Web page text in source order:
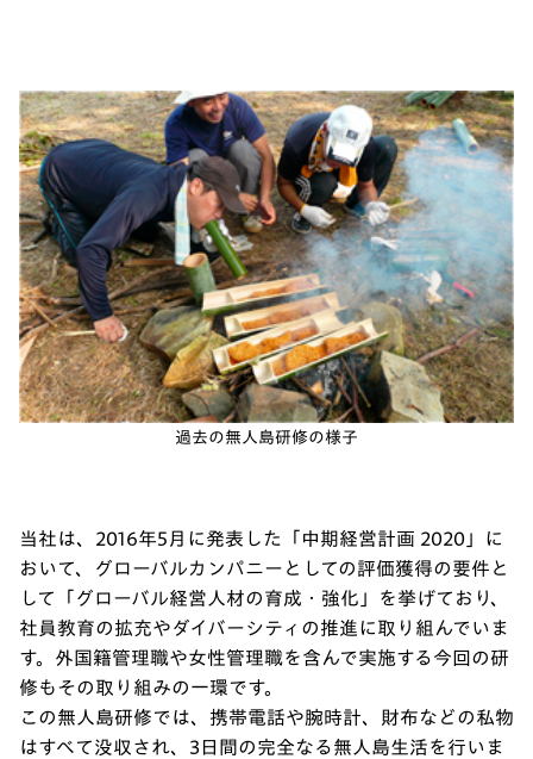
過去の無人島研修の様子
当社は、2016年5月に発表した「中期経営計画 2020」に
おいて、グローバルカンパニーとしての評価獲得の要件と
して「グローバル経営人材の育成・強化」を挙げており、
社員教育の拡充やダイバーシティの推進に取り組んでいま
す。外国籍管理職や女性管理職を含んで実施する今回の研
修もその取り組みの一環です。
この無人島研修では、携帯電話や腕時計、財布などの私物
はすべて没収され、3日間の完全なる無人島生活を行いま